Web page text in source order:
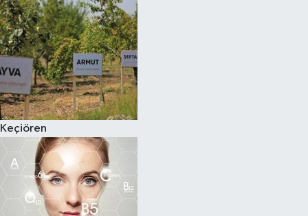
Keçiören